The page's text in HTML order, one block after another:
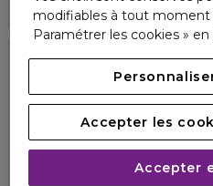
modifiables à tout moment
Paramétrer les cookies »
Accepter les
Accepter